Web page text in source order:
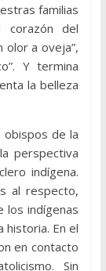
familias
corazón del
olor a oveja”,
Y termina
la belleza
de la
perspectiva
indígena.
al respecto,
los indígenas
En el
en contacto
Sin